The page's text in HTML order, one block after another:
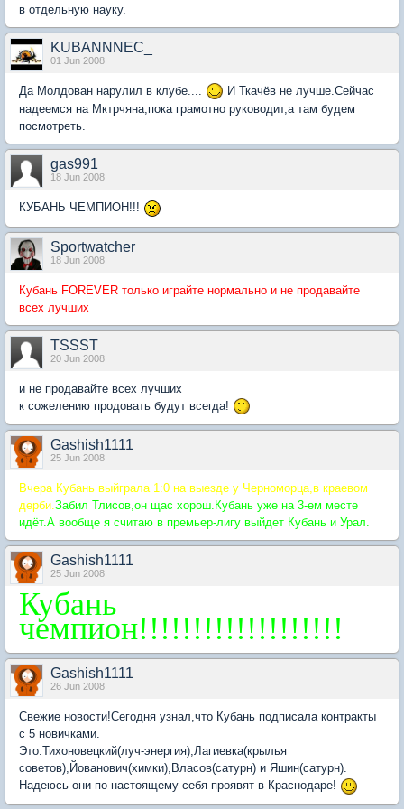
в отдельную науку.
KUBANNNEC_
01 Jun 2008
Да Молдован нарулил в клубе....
И Ткачёв не лучше.Сейчас
надеемся на Мктрчяна,пока грамотно руководит,а там будем
посмотреть.
gas991
18 Jun 2008
КУБАНЬ ЧЕМПИОН!!!
Sportwatcher
18 Jun 2008
Кубань FOREVER только играйте нормально и не продавайте
всех лучших
TSSST
20 Jun 2008
и не продавайте всех лучших
к сожелению продовать будут всегда!
Gashish1111
25 Jun 2008
Вчера Кубань выйграла 1:0 на выезде у Черноморца,в краевом
дерби.Забил Тлисов,он щас хорош.Кубань уже на 3-ем месте
идёт.А вообще я считаю в премьер-лигу выйдет Кубань и Урал.
Gashish1111
25 Jun 2008
Кубань
чемпион!!!!!!!!!!!!!!!!!!!
Gashish1111
26 Jun 2008
Свежие новости!Сегодня узнал,что Кубань подписала контракты
с 5 новичками.
Это:Тихоновецкий(луч-энергия),Лагиевка(крылья
советов),Йованович(химки),Власов(сатурн) и Яшин(сатурн).
Надеюсь они по настоящему себя проявят в Краснодаре!